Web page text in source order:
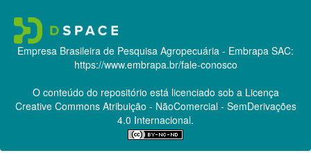
Empresa Brasileira de Pesquisa Agropecuária - Embrapa SAC:
https://www.embrapa.br/fale-conosco
O conteúdo do repositório está licenciado sob a Licença
Creative CommonsAtribuição - NãoComercial - SemDerivações
4.0 Internacional.